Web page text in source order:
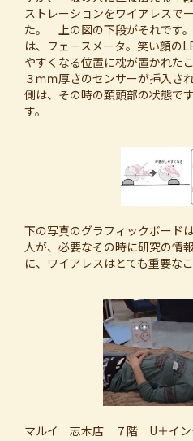
ストレーションをワイアレスで
た。 上の図の下段がそれです
は、フェースメータ。笑い顔の
やすくなる位置に枕が置かれた
３ｍｍ厚さのセンサーが挿入さ
側は、その時の頚頭部の状態で
す。
下の写真のグラフィックボード
人が、必要なその時に研究の情
に、ワイアレスはとても重要な
マルイ 志木店 ７階 U＋イン